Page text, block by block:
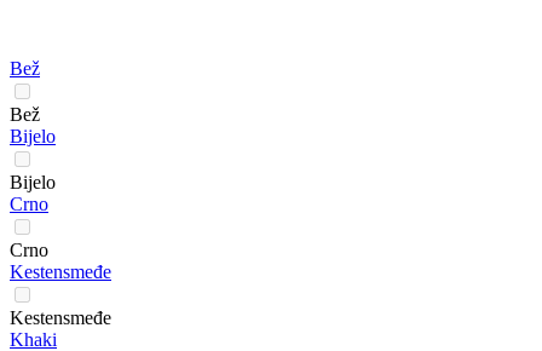
Bež
Bež
Bijelo
Bijelo
Crno
Crno
Kestensmeđe
Kestensmeđe
Khaki